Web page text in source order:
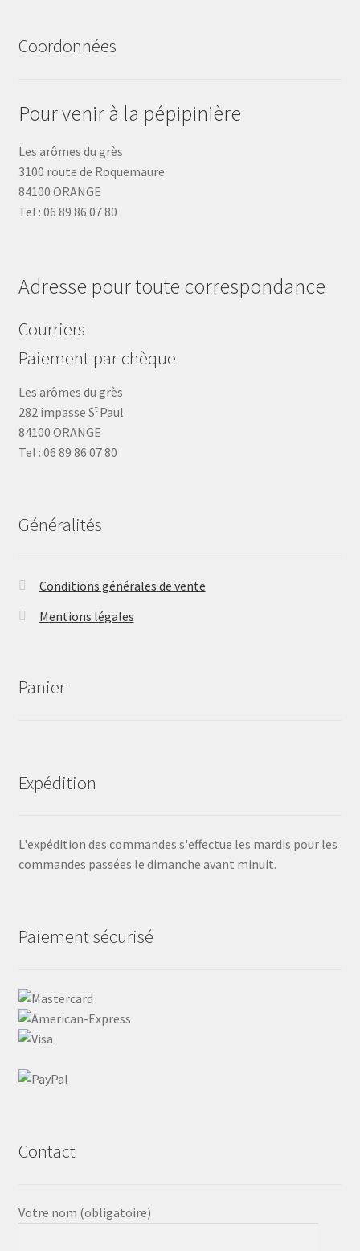
Coordonnées
Pour venir à la pépipinière
Les arômes du grès
3100 route de Roquemaure
84100 ORANGE
Tel : 06 89 86 07 80
Adresse pour toute correspondance
Courriers
Paiement par chèque
Les arômes du grès
282 impasse St Paul
84100 ORANGE
Tel : 06 89 86 07 80
Généralités
Conditions générales de vente
Mentions légales
Panier
Expédition
L'expédition des commandes s'effectue les mardis pour les
commandes passées le dimanche avant minuit.
Paiement sécurisé
Contact
Votre nom (obligatoire)